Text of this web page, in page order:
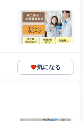
気になる